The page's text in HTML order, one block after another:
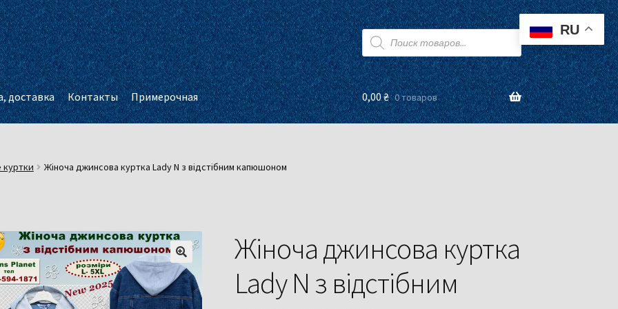
Поиск
товаров
доставка Контакты Примерочная 0,00₴ 0 товаров
Жіноча джинсова куртка Lady N з відстібним капюшоном
Жіноча джинсова куртка
Lady N з відстібним
RU